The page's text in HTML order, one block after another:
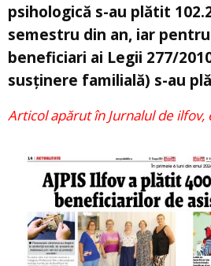
psihologică s-au plătit
semestru din an, iar
beneficiari ai Legii 277/
susținere familială) s-au
Articol apărut în Jurnalul de